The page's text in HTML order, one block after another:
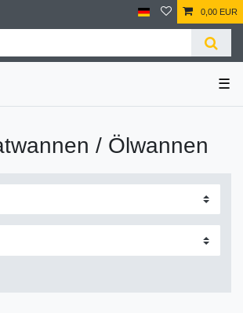
0,00 EUR
☰
/ Ölwannen